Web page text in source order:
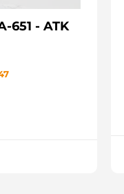
651 - ATK